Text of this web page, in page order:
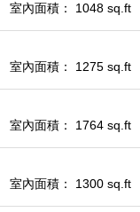
室內面積： 1048 sq.ft
室內面積： 1275 sq.ft
室內面積： 1764 sq.ft
室內面積： 1300 sq.ft